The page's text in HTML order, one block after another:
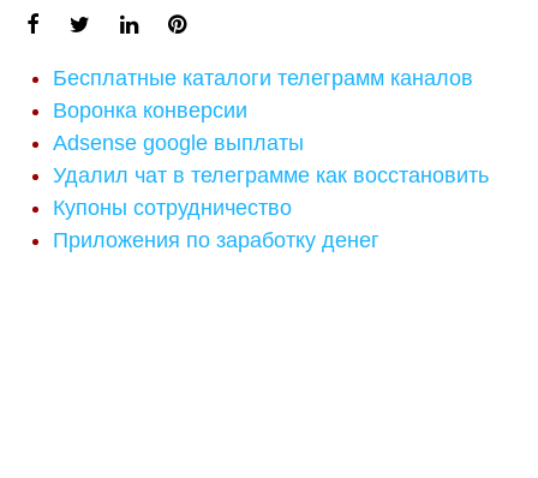
Бесплатные каталоги телеграмм каналов
Воронка конверсии
Adsense google выплаты
Удалил чат в телеграмме как восстановить
Купоны сотрудничество
Приложения по заработку денег